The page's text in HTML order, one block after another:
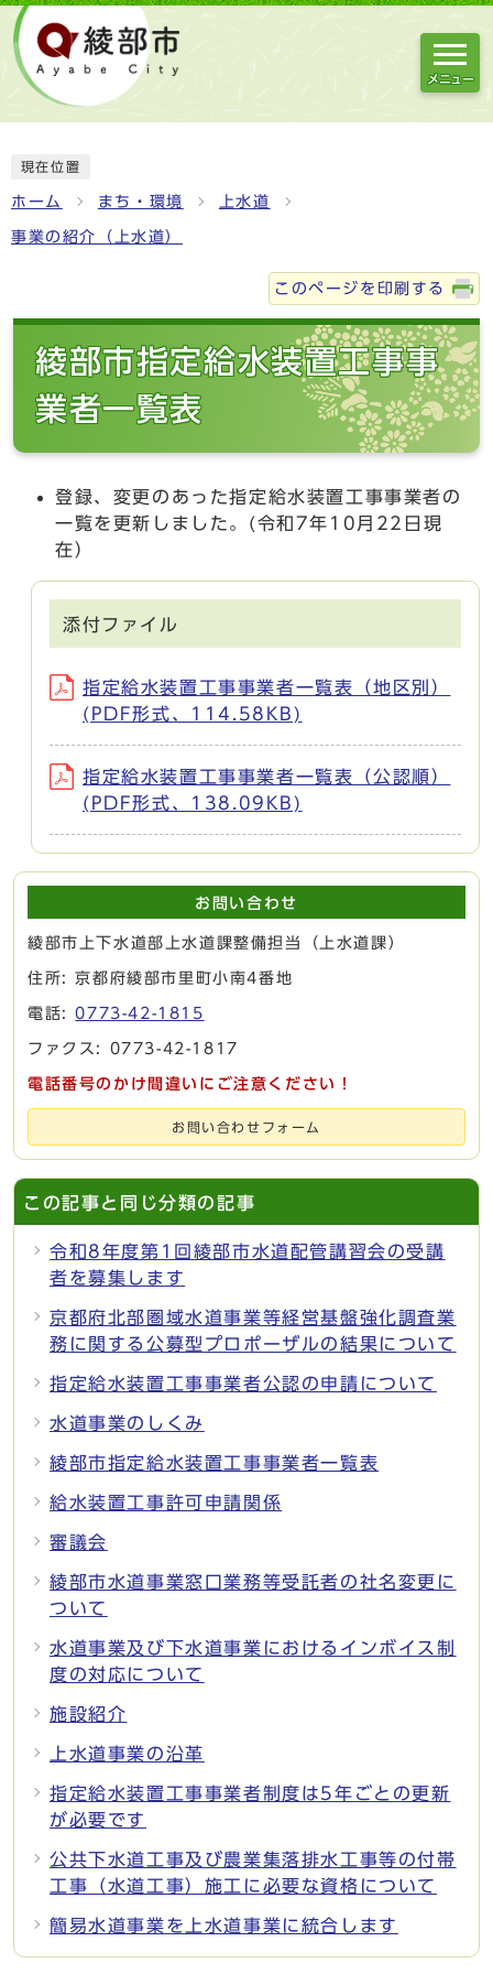
メニュー
現在位置
ホーム まち・環境 上水道
事業の紹介（上水道）
このページを印刷する
綾部市指定給水装置工事事
業者一覧表
登録、変更のあった指定給水装置工事事業者の
一覧を更新しました。(令和7年10月22日現
在）
添付ファイル
指定給水装置工事事業者一覧表（地区別）
(PDF形式、114.58KB)
指定給水装置工事事業者一覧表（公認順）
(PDF形式、138.09KB)
お問い合わせ
綾部市上下水道部上水道課整備担当（上水道課）
住所: 京都府綾部市里町小南4番地
電話:0773-42-1815
ファクス: 0773-42-1817
電話番号のかけ間違いにご注意ください！
お問い合わせフォーム
この記事と同じ分類の記事
令和8年度第1回綾部市水道配管講習会の受講
者を募集します
京都府北部圏域水道事業等経営基盤強化調査業
務に関する公募型プロポーザルの結果について
指定給水装置工事事業者公認の申請について
水道事業のしくみ
綾部市指定給水装置工事事業者一覧表
給水装置工事許可申請関係
審議会
綾部市水道事業窓口業務等受託者の社名変更に
ついて
水道事業及び下水道事業におけるインボイス制
度の対応について
施設紹介
上水道事業の沿革
指定給水装置工事事業者制度は5年ごとの更新
が必要です
公共下水道工事及び農業集落排水工事等の付帯
工事（水道工事）施工に必要な資格について
簡易水道事業を上水道事業に統合します